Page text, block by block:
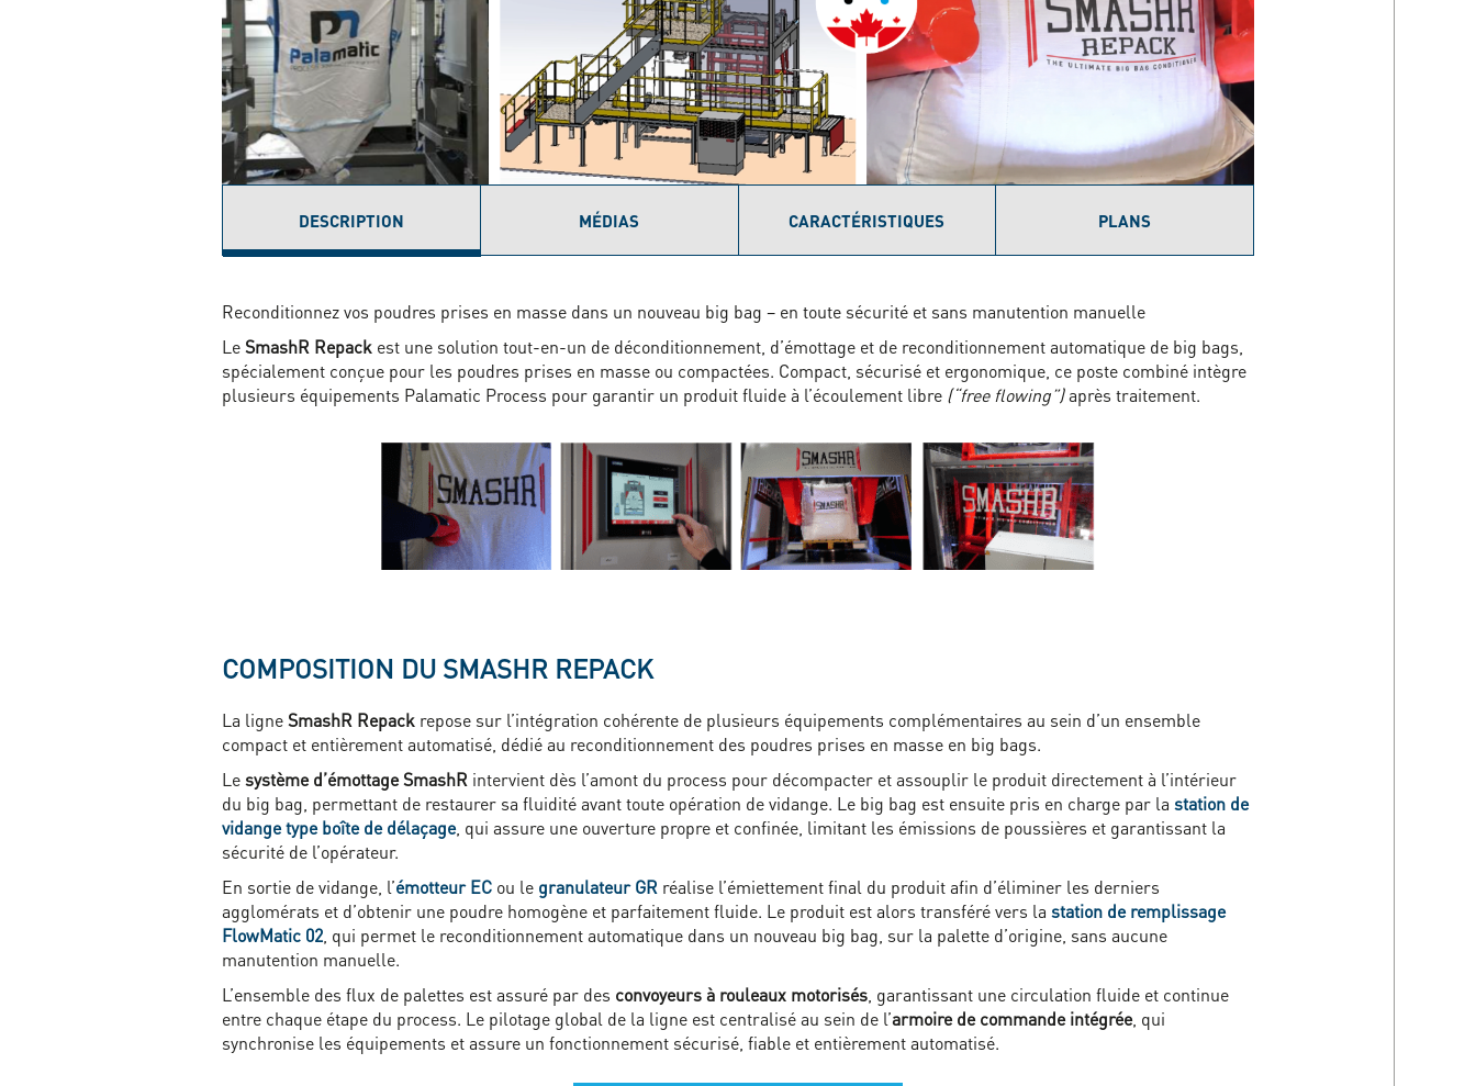
DESCRIPTION
MÉDIAS CARACTÉRISTIQUES PLANS
Reconditionnez vos poudres prises en masse dans un nouveau big bag – en toute sécurité et sans manutention manuelle
LeSmashR Repack est une solution tout-en-un de déconditionnement, d’émottage et de reconditionnement automatique de big bags,
spécialement conçue pour les poudres prises en masse ou compactées. Compact, sécurisé et ergonomique, ce poste combiné intègre
plusieurs équipements Palamatic Process pour garantir un produit fluide à l’écoulement libre (“free flowing”)après traitement.
COMPOSITION DU SMASHR REPACK
La ligneSmashR Repack repose sur l’intégration cohérente de plusieurs équipements complémentaires au sein d’un ensemble
compact et entièrement automatisé, dédié au reconditionnement des poudres prises en masse en big bags.
Lesystème d’émottage SmashR intervient dès l’amont du process pour décompacter et assouplir le produit directement à l’intérieur
du big bag, permettant de restaurer sa fluidité avant toute opération de vidange. Le big bag est ensuite pris en charge par la station de
vidange type boîte de délaçage, qui assure une ouverture propre et confinée, limitant les émissions de poussières et garantissant la
sécurité de l’opérateur.
En sortie de vidange, l’émotteur EC ou le granulateur GR réalise l’émiettement final du produit afin d’éliminer les derniers
agglomérats et d’obtenir une poudre homogène et parfaitement fluide. Le produit est alors transféré vers la station de remplissage
FlowMatic 02 , qui permet le reconditionnement automatique dans un nouveau big bag, sur la palette d’origine, sans aucune
manutention manuelle.
L’ensemble des flux de palettes est assuré par des convoyeurs à rouleaux motorisés , garantissant une circulation fluide et continue
entre chaque étape du process. Le pilotage global de la ligne est centralisé au sein de l’armoire de commande intégrée, qui
synchronise les équipements et assure un fonctionnement sécurisé, fiable et entièrement automatisé.